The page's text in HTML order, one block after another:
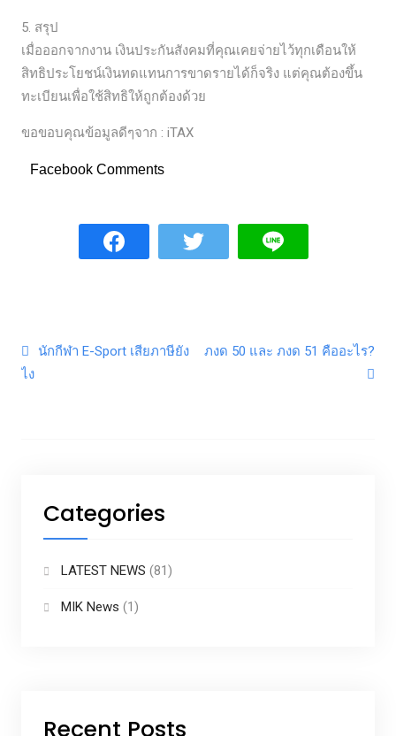
5. สรุป
เมื่อออกจากงาน เงินประกันสังคมที่คุณเคยจ่ายไว้ทุกเดือนให้
สิทธิประโยชน์เงินทดแทนการขาดรายได้ก็จริง แต่คุณต้องขึ้น
ทะเบียนเพื่อใช้สิทธิให้ถูกต้องด้วย
ขอขอบคุณข้อมูลดีๆจาก : iTAX
Facebook Comments
Post navigation
นักกีฬา E-Sport เสียภาษียัง
ไง
ภงด 50 และ ภงด 51 คืออะไร?
Categories
LATEST NEWS (81)
MIK News (1)
Recent Posts